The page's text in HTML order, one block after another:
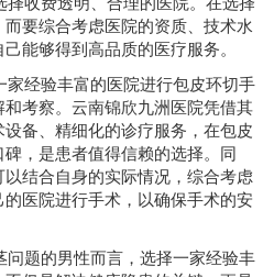
要综合考虑医院的资质、技术水
能够得到高品质的医疗服务。
家经验丰富的医院进行包皮环切手
考察。云南锦欣九洲医院凭借其
备、精细化的诊疗服务，在包皮
，是患者值得信赖的选择。同
结合自身的实际情况，综合考虑
医院进行手术，以确保手术的安
问题的男性而言，选择一家经验丰